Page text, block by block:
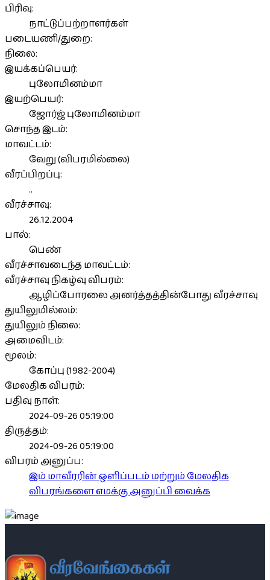
பிரிவு:
நாட்டுப்பற்றாளர்கள்
படையணி/துறை:
நிலை:
இயக்கப்பெயர்:
புலோமினம்மா
இயற்பெயர்:
ஜோர்ஜ் புலோமினம்மா
சொந்த இடம்:
மாவட்டம்:
வேறு (விபரமில்லை)
வீரப்பிறப்பு:
..
வீரச்சாவு:
26.12.2004
பால்:
பெண்
வீரச்சாவடைந்த மாவட்டம்:
வீரச்சாவு நிகழ்வு விபரம்:
ஆழிப்போரலை அனர்த்தத்தின்போது வீரச்சாவு
துயிலுமில்லம்:
துயிலும் நிலை:
அமைவிடம்:
மூலம்:
கோப்பு (1982-2004)
மேலதிக விபரம்:
பதிவு நாள்:
2024-09-26 05:19:00
திருத்தம்:
2024-09-26 05:19:00
விபரம் அனுப்ப:
இம் மாவீரரின் ஒளிப்படம் மற்றும் மேலதிக
விபரங்களை எமக்கு அனுப்பி வைக்க